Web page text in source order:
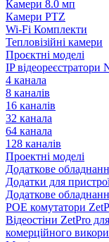
Камери 8.0 мп
Камери PTZ
Wi-Fi Комплекти
Тепловізійні камери
Проєктні моделі
IP відеореєстратори
4 канала
8 каналів
16 каналів
32 канала
64 канала
128 каналів
Проектні моделі
Додаткове
Додатки для
Додаткове
POE комутатори
Відеостіни ZetPro
комерційного